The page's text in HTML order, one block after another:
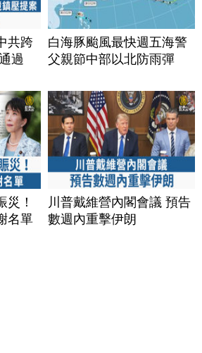
共跨
過
白海豚颱風最快週五海警
父親節中部以北防雨彈
災！
名單
川普戴維營內閣會議 預告
數週內重擊伊朗